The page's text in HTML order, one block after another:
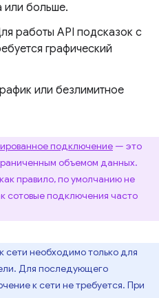
или больше.
работы API подсказок с
графический
или безлимитное
подключение — это
объемом данных.
правило, по умолчанию не
сотовые подключения часто
сети необходимо только для
Для последующего
к сети не требуется. При